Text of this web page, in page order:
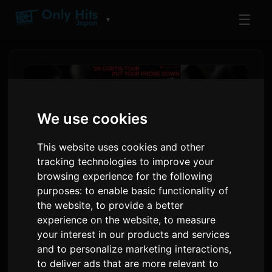
We use cookies
This website uses cookies and other
tracking technologies to improve your
browsing experience for the following
purposes:to enable basic functionality of
the website,to provide a better
experience on the website,to measure
your interest in our products and services
and to personalize marketing interactions,
to deliver ads that are more relevant to
▼ ☰
CORTIS алгачкы жеке
дүйнөлүк турнеси 'PUT
YOUR PHONE DOWN'